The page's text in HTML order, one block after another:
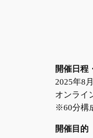
開催日程
2025年8
オンライ
※60分構
開催目的